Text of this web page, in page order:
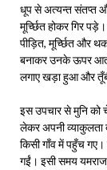
धूप से अत्यन्त संतप्त
मूर्च्छित होकर गिर
पीड़ित, मूर्च्छित और
बनाकर उनके ऊपर
लगाए खड़ा हुआ और
इस उपचार से मुनि को
लेकर अपनी व्याकुलता
किसी गाँव में पहुँच गए।
गईं। इसी समय